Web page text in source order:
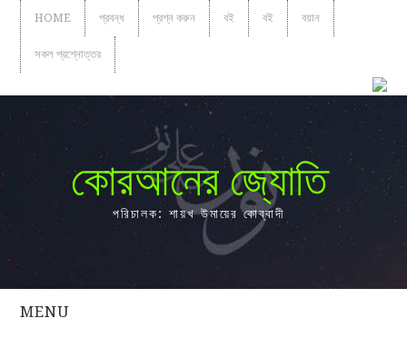
HOME প্রবন্ধ প্রশ্ন করুন বই বই বয়ান
সকল প্রশ্নোত্তর
কোরআনের জ্যোতি
পরিচালক: শায়খ উমায়ের কোব্বাদী
MENU
সকল